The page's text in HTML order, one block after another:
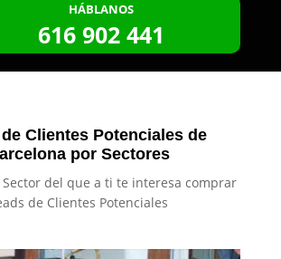
HÁBLANOS
616 902 441
Clientes Potenciales de
por Sectores
Sector del que a ti te interesa comprar
de Clientes Potenciales